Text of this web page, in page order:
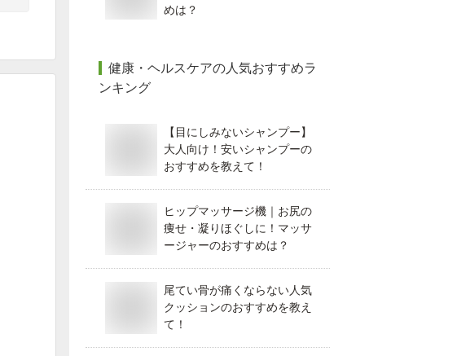
めは？
健康・ヘルスケアの人気おすすめラ
ンキング
【目にしみないシャンプー】
大人向け！安いシャンプーの
おすすめを教えて！
ヒップマッサージ機｜お尻の
痩せ・凝りほぐしに！マッサ
ージャーのおすすめは？
尾てい骨が痛くならない人気
クッションのおすすめを教え
て！